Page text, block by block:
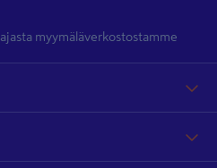
myymäläverkostostamme